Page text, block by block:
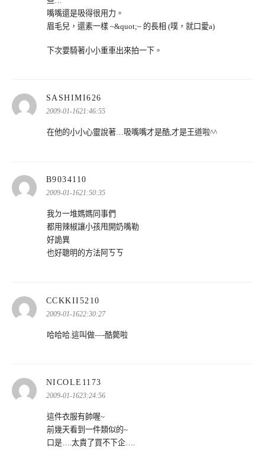
嘴嘴還是吸得很用力。
眉毛兒，還素一樣 ~&quot;~ 的長相 (噗，就口愛a)
下次要騎著小小重車出來拍一下。
SASHIMI626
示:
2009-01-1621:46:55
在他的小小心靈說著…吸嘴嘴才是酷,才是王道啦^^
B9034110
示:
2009-01-1621:50:35
我ㄉ一堆媽媽同事們
都用辣椒讓小孩甩開奶嘴勒
好詭異
也好聰明的方法阿ㄎㄎ
CCKKII5210
示:
2009-01-1622:30:27
哈哈哈.這叫做—-酷斃啦
NICOLE1173
示:
2009-01-1623:24:56
這件衣服有帥喔~
前幾天看到一件類似的~
口是….太貴了買不下企….